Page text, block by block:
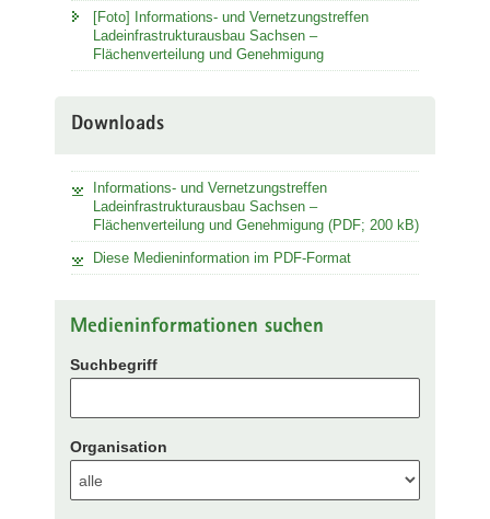
[Foto] Informations- und Vernetzungstreffen
Ladeinfrastrukturausbau Sachsen –
Flächenverteilung und Genehmigung
Downloads
Informations- und Vernetzungstreffen
Ladeinfrastrukturausbau Sachsen –
Flächenverteilung und Genehmigung (PDF; 200 kB)
Diese Medieninformation im PDF-Format
Medieninformationen suchen
Suchbegriff
Organisation